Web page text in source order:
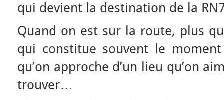
qui devient la destination de la
Quand on est sur la route, plus
qui constitue souvent le
qu’on approche d’un lieu qu’on
trouver…